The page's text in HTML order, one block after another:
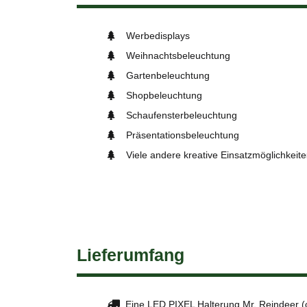
Werbedisplays
Weihnachtsbeleuchtung
Gartenbeleuchtung
Shopbeleuchtung
Schaufensterbeleuchtung
Präsentationsbeleuchtung
Viele andere kreative
Lieferumfang
Eine LED PIXEL Halterung Mr. Reindeer